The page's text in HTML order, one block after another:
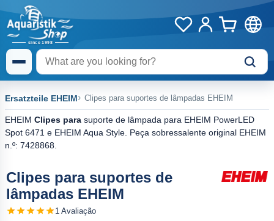
Ersatzteile EHEIM Clipes para suportes de lâmpadas EHEIM
EHEIM Clipes para suporte de lâmpada para EHEIM PowerLED
Spot 6471 e EHEIM Aqua Style. Peça sobressalente original EHEIM
n.º: 7428868.
Clipes para suportes de
lâmpadas EHEIM
1 Avaliação